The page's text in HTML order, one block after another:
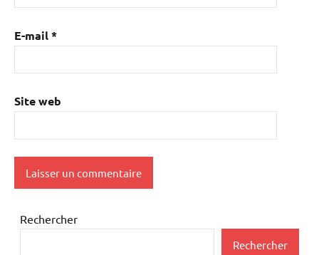
E-mail*
Site web
Rechercher
Rechercher